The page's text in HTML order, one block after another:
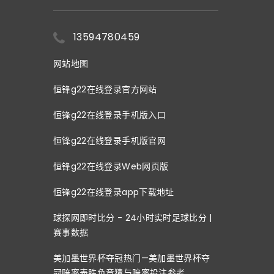
13594780459
网站地图
恒锋g22在线登录官方网站
恒锋g22在线登录手机版入口
恒锋g22在线登录手机版官网
恒锋g22在线登录Web网页版
恒锋g22在线登录app下载地址
球探网即时比分 - 24小时实时足球比分 |
赛事数据
美加墨世界杯夺冠热门—美加墨世界杯夺